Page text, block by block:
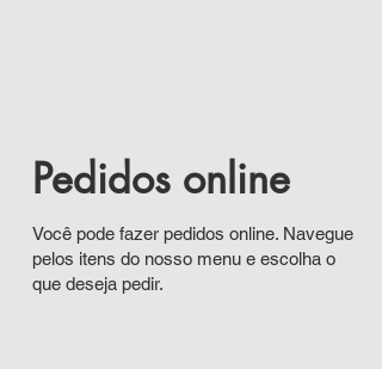
Pedidos online
Você pode fazer pedidos online. Navegue
pelos itens do nosso menu e escolha o
que deseja pedir.